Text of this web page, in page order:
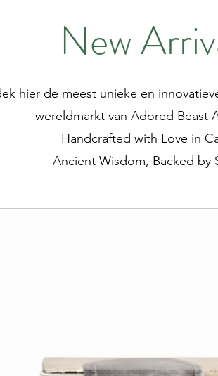
New
hier de meest unieke en
wereldmarkt van Adored Beast
Handcrafted with Love in
Ancient Wisdom, Backed by